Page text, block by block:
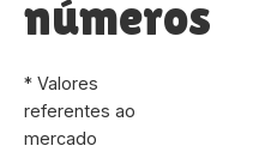
números
* Valores
referentes ao
mercado